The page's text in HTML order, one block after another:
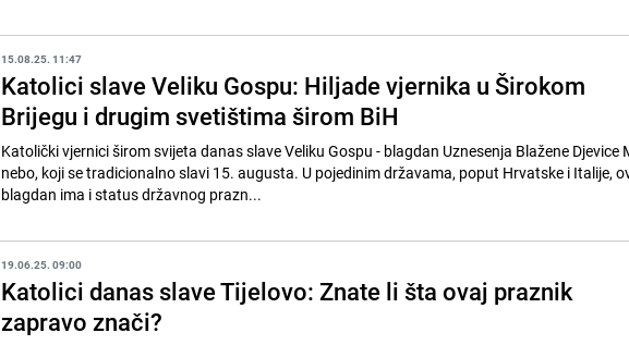
15.08.25. 11:47
Katolici slave Veliku Gospu: Hiljade vjernika u Širokom
Brijegu i drugim svetištima širom BiH
Katolički vjernici širom svijeta danas slave Veliku Gospu - blagdan Uznesenja Blažene Djevice
nebo, koji se tradicionalno slavi 15. augusta. U pojedinim državama, poput Hrvatske i Italije,
blagdan ima i status državnog prazn...
19.06.25. 09:00
Katolici danas slave Tijelovo: Znate li šta ovaj praznik
zapravo znači?